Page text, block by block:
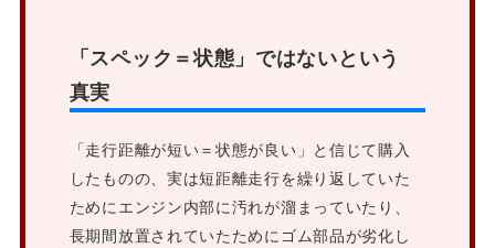
「スペック＝状態」ではないという
真実
「走行距離が短い＝状態が良い」と信じて購入
したものの、実は短距離走行を繰り返していた
ためにエンジン内部に汚れが溜まっていたり、
長期間放置されていたためにゴム部品が劣化し